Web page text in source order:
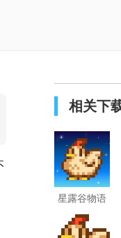
相关下
星露谷物语
原版汉化手
机版